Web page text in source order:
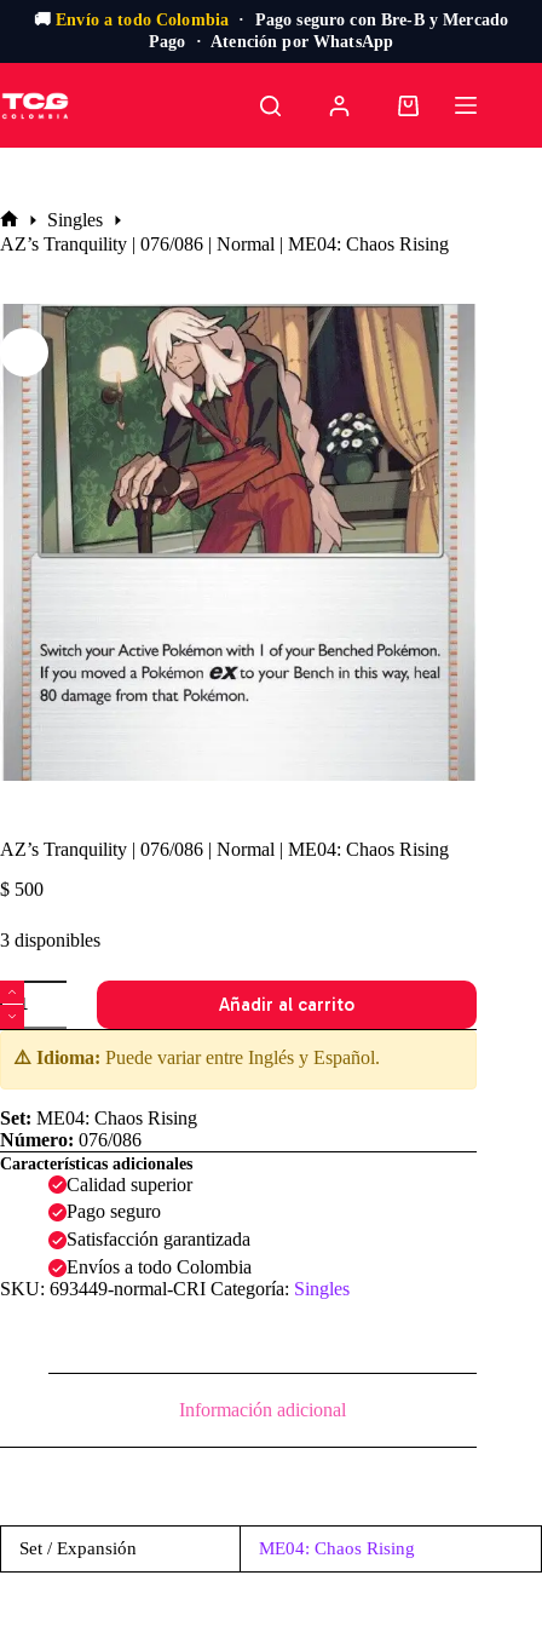
🚚Envío a todo Colombia · Pago seguro con Bre-B y Mercado
Pago · Atención por WhatsApp
al
contenido
Carro
Inicio
Singles
AZ’s Tranquility | 076/086 | Normal | ME04: Chaos Rising
AZ’s Tranquility | 076/086 | Normal | ME04: Chaos Rising
$ 500
3 disponibles
AZ's
Tranquility
|
076/086
Normal
|
ME04:
Chaos
Rising
cantidad
Añadir al carrito
⚠️ Idioma: Puede variar entre Inglés y Español.
Set: ME04: Chaos Rising
Número: 076/086
Características adicionales
Calidad superior
Pago seguro
Satisfacción garantizada
Envíos a todo Colombia
SKU: 693449-normal-CRI Categoría: Singles
Información adicional
Set / Expansión ME04: Chaos Rising